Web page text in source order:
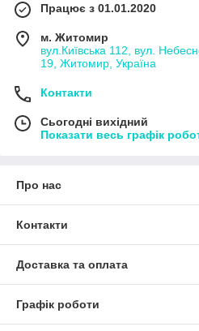
Працює з 01.01.2020
м. Житомир
вул.Київська 112, вул.
19, Житомир, Україна
Контакти
Сьогодні вихідний
Показати весь графік
Про нас
Контакти
Доставка та оплата
Графік роботи